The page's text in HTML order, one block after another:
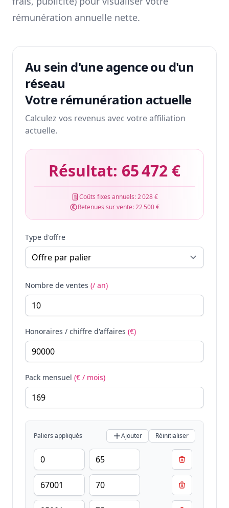
rémunération annuelle nette.
Au sein d'une agence ou d'un
réseau
Votre rémunération actuelle
Calculez vos revenus avec votre affiliation
actuelle.
Résultat: 65 472 €
Coûts fixes annuels:2 028 €
Retenues sur vente:22 500 €
Type d'offre
Nombre de ventes (/ an)
Honoraires / chiffre d'affaires (€)
Pack mensuel (€ / mois)
Paliers appliqués Ajouter Réinitialiser